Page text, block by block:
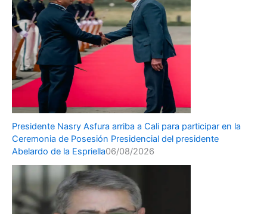
Presidente Nasry Asfura arriba a Cali para participar en la
Ceremonia de Posesión Presidencial del presidente
Abelardo de la Espriella06/08/2026